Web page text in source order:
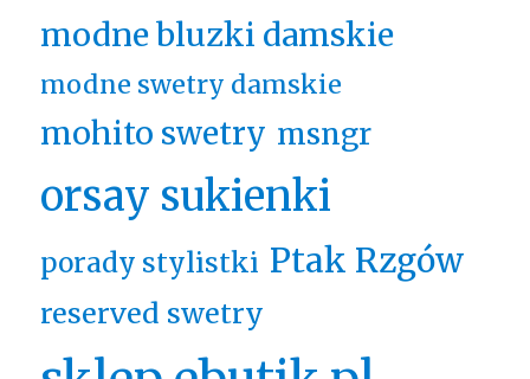
modne bluzki damskie
modne swetry damskie
mohito swetry msngr
orsay sukienki
porady stylistki Ptak Rzgów
reserved swetry